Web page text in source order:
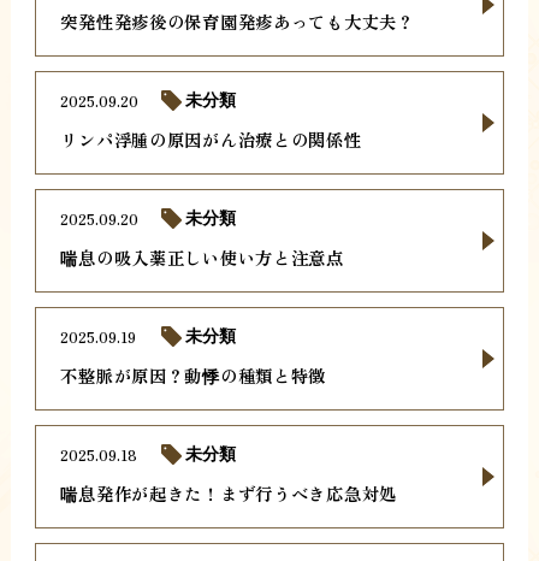
突発性発疹後の保育園発疹あっても大丈夫？
リンパ浮腫の原因がん治療との関係性
2025.09.20 未分類
喘息の吸入薬正しい使い方と注意点
2025.09.20 未分類
不整脈が原因？動悸の種類と特徴
2025.09.19 未分類
喘息発作が起きた！まず行うべき応急対処
2025.09.18 未分類